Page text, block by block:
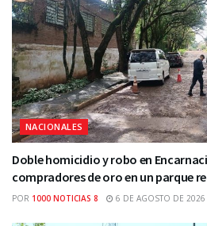
NACIONALES
Doble homicidio y robo en
compradores de oro en un parque
POR 1000 NOTICIAS 8 6 DE AGOSTO DE 2026